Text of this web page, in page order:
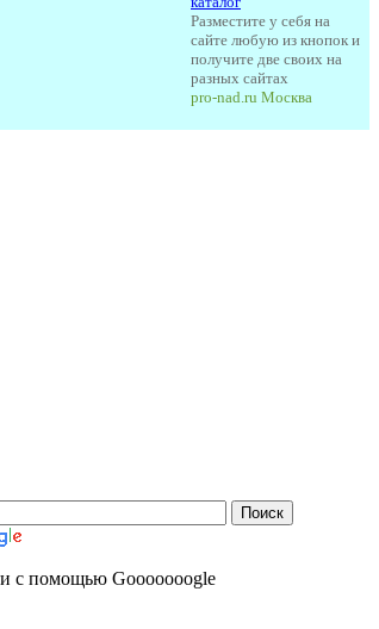
Pазместите у себя на
сайте любую из кнопок и
получите две своих на
разных сайтах
pro-nad.ru Москва
с помощью Gooooooogle